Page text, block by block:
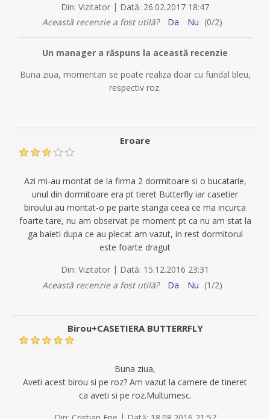
Din: Vizitator | Dată: 26.02.2017 18:47
Această recenzie a fost utilă?
Da Nu (0/2)
Un manager a răspuns la această recenzie
Buna ziua, momentan se poate realiza doar cu fundal bleu,
respectiv roz.
Eroare
Azi mi-au montat de la firma 2 dormitoare si o bucatarie,
unul din dormitoare era pt tieret Butterfly iar casetier
biroului au montat-o pe parte stanga ceea ce ma incurca
foarte tare, nu am observat pe moment pt ca nu am stat la
ga baieti dupa ce au plecat am vazut, in rest dormitorul
este foarte dragut
Din: Vizitator | Dată: 15.12.2016 23:31
Această recenzie a fost utilă?
Da Nu (1/2)
Birou+CASETIERA BUTTERRFLY
Buna ziua,
Aveti acest birou si pe roz? Am vazut la camere de tineret
ca aveti si pe roz.Multumesc.
|